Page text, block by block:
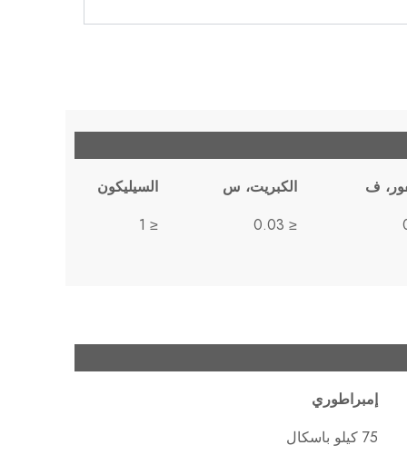
ف الكبريت، س
السيليكون
≤ 0.03
≤ 1
إمبراطوري
75 كيلو باسكال